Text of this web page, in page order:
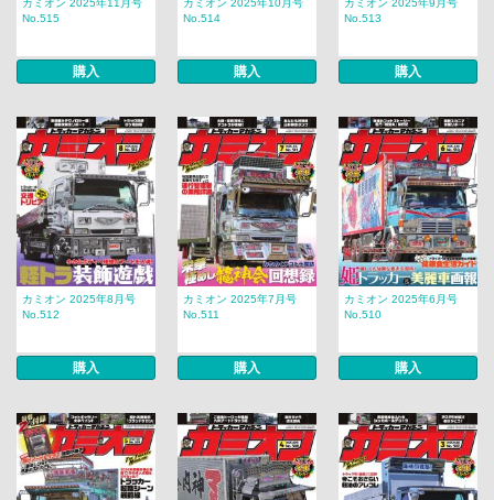
No.515
購入
No.514
購入
No.513
購入
カミオン 2025年8月号
No.512
購入
カミオン 2025年7月号
No.511
購入
カミオン 2025年6月号
No.510
購入